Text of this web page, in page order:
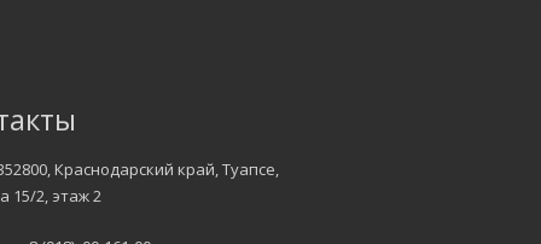
Краснодарский край, Туапсе,
15/2, этаж 2